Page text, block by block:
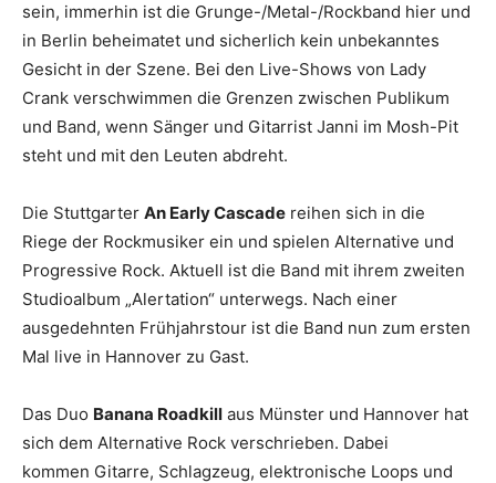
sein, immerhin ist die Grunge-/Metal-/Rockband hier und
in Berlin beheimatet und sicherlich kein unbekanntes
Gesicht in der Szene. Bei den Live-Shows von Lady
Crank verschwimmen die Grenzen zwischen Publikum
und Band, wenn Sänger und Gitarrist Janni im Mosh-Pit
steht und mit den Leuten abdreht.
Die Stuttgarter An Early Cascade reihen sich in die
Riege der Rockmusiker ein und spielen Alternative und
Progressive Rock. Aktuell ist die Band mit ihrem zweiten
Studioalbum „Alertation“ unterwegs. Nach einer
ausgedehnten Frühjahrstour ist die Band nun zum ersten
Mal live in Hannover zu Gast.
Das Duo Banana Roadkill aus Münster und Hannover hat
sich dem Alternative Rock verschrieben. Dabei
kommen Gitarre, Schlagzeug, elektronische Loops und